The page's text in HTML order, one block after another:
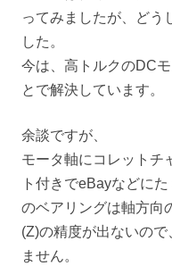
ってみましたが、どう
した。
今は、高トルクのDC
とで解決しています。
余談ですが、
モータ軸にコレットチ
ト付きでeBayなどに
のベアリングは軸方向
(Z)の精度が出ないの
ません。